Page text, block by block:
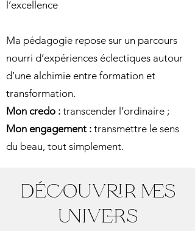
l’excellence
Ma pédagogie repose sur un parcours
nourri d’expériences éclectiques autour
d’une alchimie entre formation et
transformation.
Mon credo : transcender l’ordinaire ;
Mon engagement : transmettre le sens
du beau, tout simplement.
découvrir mes
univers